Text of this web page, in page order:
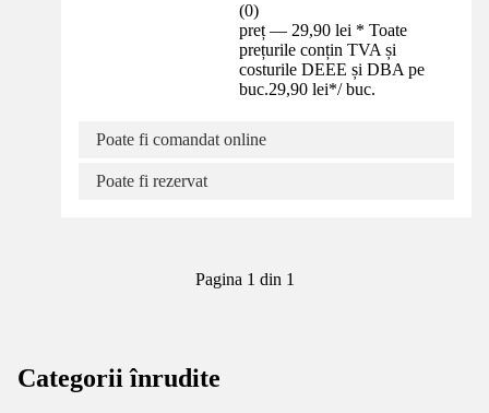
(0)
preț — 29,90 lei * Toate
prețurile conțin TVA și
costurile DEEE și DBA pe
buc.29,90 lei*/ buc.
Poate fi comandat online
Poate fi rezervat
Pagina 1 din 1
Categorii înrudite